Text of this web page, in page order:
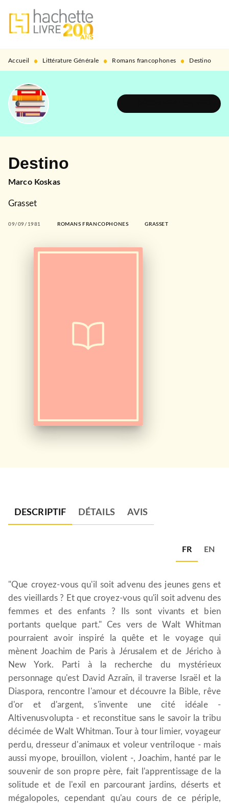
MENU RECHERCHE
PIED DE PAGE
Accueil • Littérature Générale • Romans francophones • Destino
Destino
Marco Koskas
Grasset
09/09/1981 ROMANS FRANCOPHONES GRASSET
DESCRIPTIF DÉTAILS AVIS
FR EN
"Que croyez-vous qu'il soit advenu des jeunes gens et
des vieillards ? Et que croyez-vous qu'il soit advenu des
femmes et des enfants ? Ils sont vivants et bien
portants quelque part." Ces vers de Walt Whitman
pourraient avoir inspiré la quête et le voyage qui
mènent Joachim de Paris à Jérusalem et de Jéricho à
New York. Parti à la recherche du mystérieux
personnage qu'est David Azraïn, il traverse Israël et la
Diaspora, rencontre l'amour et découvre la Bible, rêve
d'or et d'argent, s'invente une cité idéale -
Altivenusvolupta - et reconstitue sans le savoir la tribu
décimée de Walt Whitman. Tour à tour limier, voyageur
perdu, dresseur d'animaux et voleur ventriloque - mais
aussi myope, brouillon, violent -, Joachim, hanté par le
souvenir de son propre père, fait l'apprentissage de la
solitude et de l'exil en parcourant jardins, déserts et
mégalopoles, cependant qu'au cours de ce périple,